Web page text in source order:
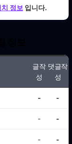
정보 입니다.
글작
성
댓글작
성
- -
- -
- -